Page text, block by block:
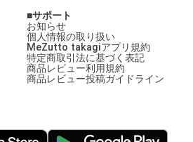
サポート
お知らせ
個人情報の取り扱い
MeZutto takagiアプリ規約
特定商取引法に基づく表記
商品レビュー利用規約
商品レビュー投稿ガイドライン